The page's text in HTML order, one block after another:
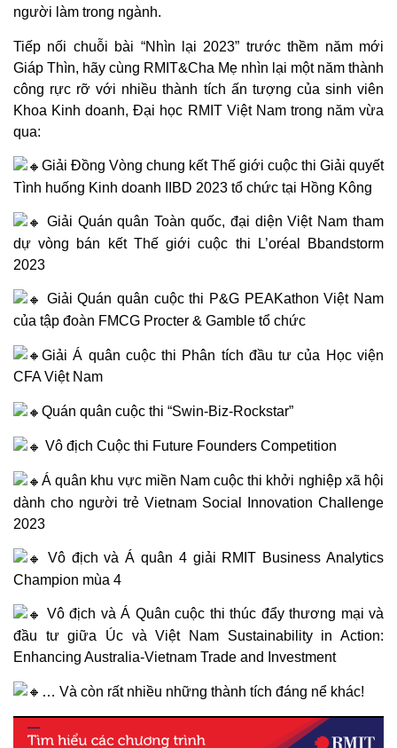
người làm trong ngành.
Tiếp nối chuỗi bài “Nhìn lại 2023” trước thềm năm mới
Giáp Thìn, hãy cùng RMIT&Cha Mẹ nhìn lại một năm thành
công rực rỡ với nhiều thành tích ấn tượng của sinh viên
Khoa Kinh doanh, Đại học RMIT Việt Nam trong năm vừa
qua:
Giải Đồng Vòng chung kết Thế giới cuộc thi Giải quyết
Tình huống Kinh doanh IIBD 2023 tổ chức tại Hồng Kông
Giải Quán quân Toàn quốc, đại diện Việt Nam tham
dự vòng bán kết Thế giới cuộc thi L’oréal Bbandstorm
2023
Giải Quán quân cuộc thi P&G PEAKathon Việt Nam
của tập đoàn FMCG Procter & Gamble tổ chức
Giải Á quân cuộc thi Phân tích đầu tư của Học viện
CFA Việt Nam
Quán quân cuộc thi “Swin-Biz-Rockstar”
Vô địch Cuộc thi Future Founders Competition
Á quân khu vực miền Nam cuộc thi khởi nghiệp xã hội
dành cho người trẻ Vietnam Social Innovation Challenge
2023
Vô địch và Á quân 4 giải RMIT Business Analytics
Champion mùa 4
Vô địch và Á Quân cuộc thi thúc đẩy thương mại và
đầu tư giữa Úc và Việt Nam Sustainability in Action:
Enhancing Australia-Vietnam Trade and Investment
… Và còn rất nhiều những thành tích đáng nể khác!